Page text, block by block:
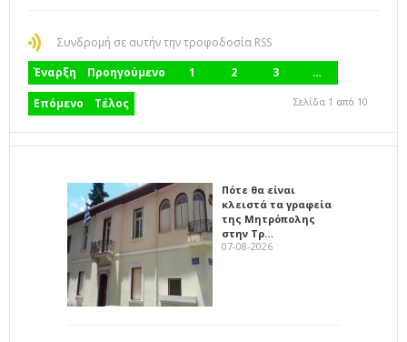
Συνδρομή σε αυτήν την τροφοδοσία RSS
Έναρξη
Προηγούμενο 1 2 3
…
Επόμενο
Τέλος Σελίδα 1 από 10
Πότε θα είναι
κλειστά τα γραφεία
της Μητρόπολης
στην Τρ…
07-08-2026